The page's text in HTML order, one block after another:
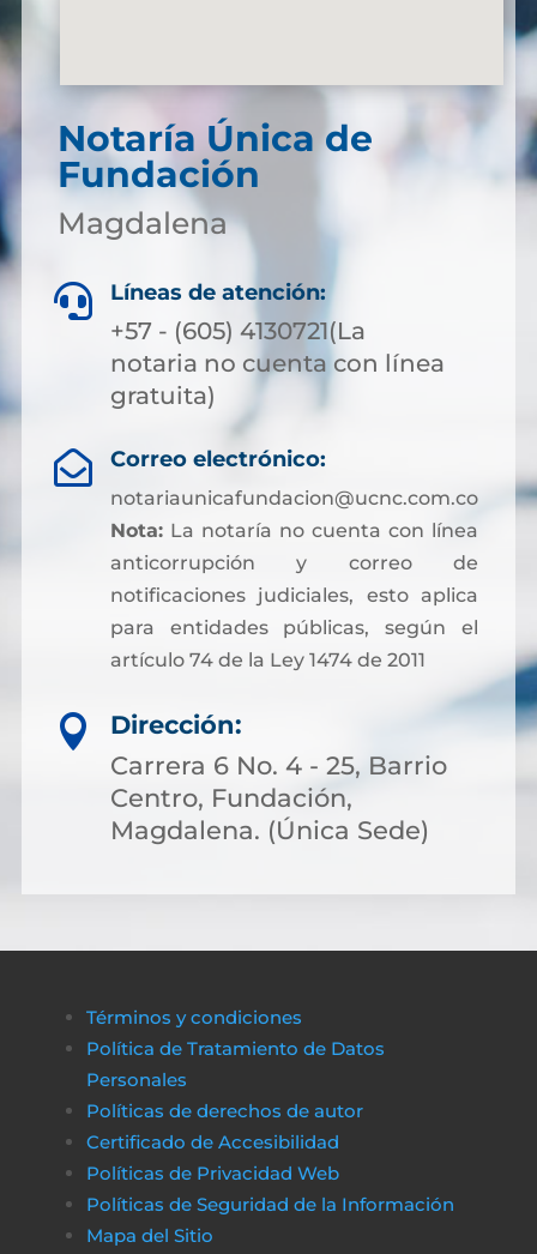
Notaría Única de
Fundación
Magdalena
 Líneas de atención:
+57 - (605) 4130721(La
notaria no cuenta con línea
gratuita)
 Correo electrónico:
notariaunicafundacion@ucnc.com.co
Nota:La notaría no cuenta con línea
anticorrupción y correo de
notificaciones judiciales, esto aplica
para entidades públicas, según el
artículo 74 de la Ley 1474 de 2011

Dirección:
Carrera 6 No. 4 - 25, Barrio
Centro, Fundación,
Magdalena. (Única Sede)
Términos y condiciones
Política de Tratamiento de Datos
Personales
Políticas de derechos de autor
Certificado de Accesibilidad
Políticas de Privacidad Web
Políticas de Seguridad de la Información
Mapa del Sitio